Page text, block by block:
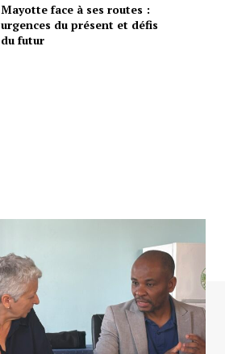
Mayotte face à ses routes :
urgences du présent et défis
du futur